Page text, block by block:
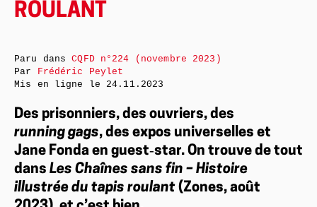
ROULANT
Des prisonniers, des ouvriers, des
running gags, des expos universelles et
Jane Fonda en guest‑star. On trouve de tout
dans Les Chaînes sans fin – Histoire
illustrée du tapis roulant (Zones, août
Paru dansCQFD n°224 (novembre 2023)
Par Frédéric Peylet
Mis en ligne le 24.11.2023